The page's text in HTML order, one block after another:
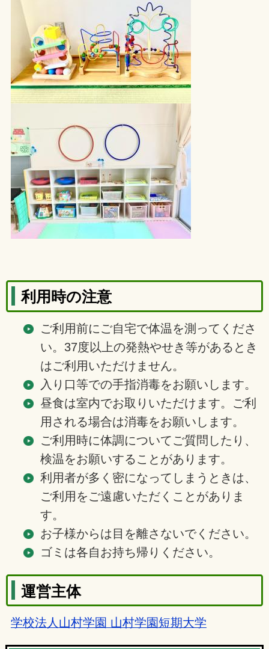
利用時の注意
ご利用前にご自宅で体温を測ってくださ
い。37度以上の発熱やせき等があるとき
はご利用いただけません。
入り口等での手指消毒をお願いします。
昼食は室内でお取りいただけます。ご利
用される場合は消毒をお願いします。
ご利用時に体調についてご質問したり、
検温をお願いすることがあります。
利用者が多く密になってしまうときは、
ご利用をご遠慮いただくことがありま
す。
お子様からは目を離さないでください。
ゴミは各自お持ち帰りください。
運営主体
学校法人山村学園 山村学園短期大学